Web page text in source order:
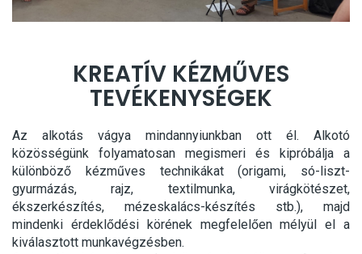
KREATÍV KÉZMŰVES
TEVÉKENYSÉGEK
Az alkotás vágya mindannyiunkban ott él. Alkotó
közösségünk folyamatosan megismeri és kipróbálja a
különböző kézműves technikákat (origami, só-liszt-
gyurmázás, rajz, textilmunka, virágkötészet,
ékszerkészítés, mézeskalács-készítés stb.), majd
mindenki érdeklődési körének megfelelően mélyül el a
kiválasztott munkavégzésben.